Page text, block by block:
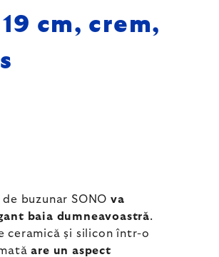
cm, crem,
buzunar SONO va
baia dumneavoastră.
ceramică și silicon într-o
are un aspect